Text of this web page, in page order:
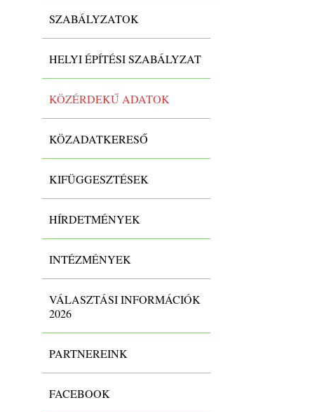
SZABÁLYZATOK
HELYI ÉPÍTÉSI SZABÁLYZAT
KÖZÉRDEKŰ ADATOK
KÖZADATKERESŐ
KIFÜGGESZTÉSEK
HÍRDETMÉNYEK
INTÉZMÉNYEK
VÁLASZTÁSI INFORMÁCIÓK
2026
PARTNEREINK
FACEBOOK